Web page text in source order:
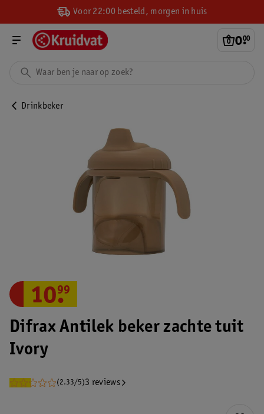
Voor 22:00 besteld, morgen in huis
0.
00
Drinkbeker
Difrax Antilek beker zachte tuit
Ivory
(2.33/5)3 reviews
10.
99